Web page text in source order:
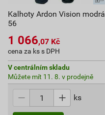
Kalhoty Ardon Vision modrá
56
1 066,07 Kč
cena za ks s DPH
V centrálním skladu
Můžete mít 11. 8. v prodejně
ks